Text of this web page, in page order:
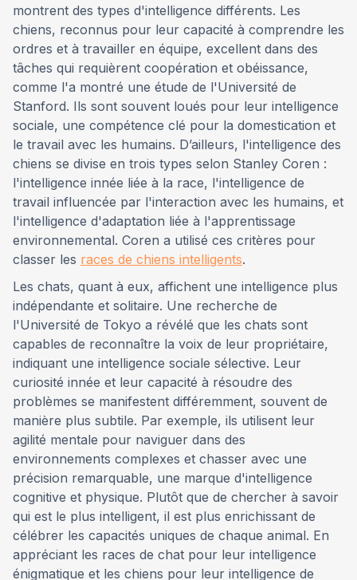
montrent des types d'intelligence différents. Les
chiens, reconnus pour leur capacité à comprendre les
ordres et à travailler en équipe, excellent dans des
tâches qui requièrent coopération et obéissance,
comme l'a montré une étude de l'Université de
Stanford. Ils sont souvent loués pour leur intelligence
sociale, une compétence clé pour la domestication et
le travail avec les humains. D’ailleurs, l'intelligence des
chiens se divise en trois types selon Stanley Coren :
l'intelligence innée liée à la race, l'intelligence de
travail influencée par l'interaction avec les humains, et
l'intelligence d'adaptation liée à l'apprentissage
environnemental. Coren a utilisé ces critères pour
classer les races de chiens intelligents.
Les chats, quant à eux, affichent une intelligence plus
indépendante et solitaire. Une recherche de
l'Université de Tokyo a révélé que les chats sont
capables de reconnaître la voix de leur propriétaire,
indiquant une intelligence sociale sélective. Leur
curiosité innée et leur capacité à résoudre des
problèmes se manifestent différemment, souvent de
manière plus subtile. Par exemple, ils utilisent leur
agilité mentale pour naviguer dans des
environnements complexes et chasser avec une
précision remarquable, une marque d'intelligence
cognitive et physique. Plutôt que de chercher à savoir
qui est le plus intelligent, il est plus enrichissant de
célébrer les capacités uniques de chaque animal. En
appréciant les races de chat pour leur intelligence
énigmatique et les chiens pour leur intelligence de